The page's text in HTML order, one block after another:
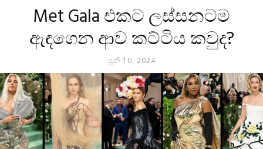
Met Gala එකට ලස්සනටම
ඇඳගෙන ආව කට්ටිය කවුද?
ජූනි 10, 2024